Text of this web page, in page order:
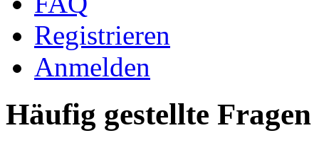
Registrieren
Anmelden
Häufig gestellte Fragen